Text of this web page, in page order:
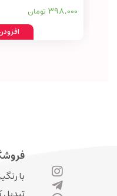
398,000تومان
با